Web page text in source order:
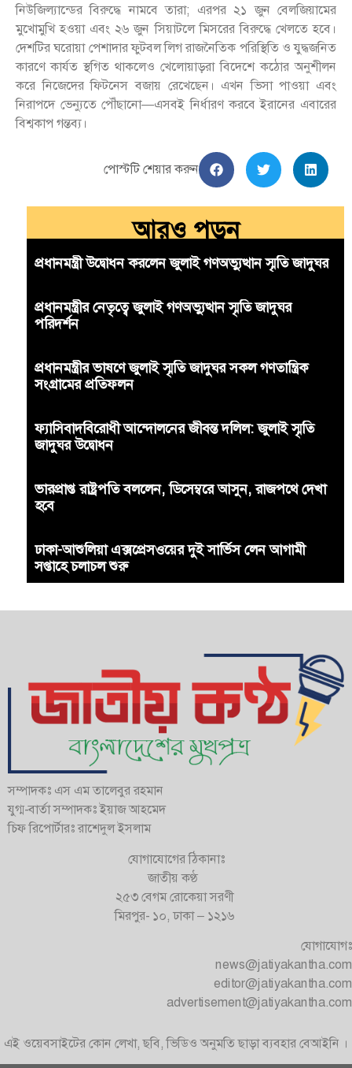
নিউজিল্যান্ডের বিরুদ্ধে নামবে তারা; এরপর ২১ জুন বেলজিয়ামের
মুখোমুখি হওয়া এবং ২৬ জুন সিয়াটলে মিসরের বিরুদ্ধে খেলতে হবে।
দেশটির ঘরোয়া পেশাদার ফুটবল লিগ রাজনৈতিক পরিস্থিতি ও যুদ্ধজনিত
কারণে কার্যত স্থগিত থাকলেও খেলোয়াড়রা বিদেশে কঠোর অনুশীলন
করে নিজেদের ফিটনেস বজায় রেখেছেন। এখন ভিসা পাওয়া এবং
নিরাপদে ভেন্যুতে পৌঁছানো—এসবই নির্ধারণ করবে ইরানের এবারের
বিশ্বকাপ গন্তব্য।
পোস্টটি শেয়ার করুন
আরও পড়ুন
প্রধানমন্ত্রী উদ্বোধন করলেন জুলাই গণঅভ্যুত্থান স্মৃতি জাদুঘর
প্রধানমন্ত্রীর নেতৃত্বে জুলাই গণঅভ্যুত্থান স্মৃতি জাদুঘর
পরিদর্শন
প্রধানমন্ত্রীর ভাষণে জুলাই স্মৃতি জাদুঘর সকল গণতান্ত্রিক
সংগ্রামের প্রতিফলন
ফ্যাসিবাদবিরোধী আন্দোলনের জীবন্ত দলিল: জুলাই স্মৃতি
জাদুঘর উদ্বোধন
ভারপ্রাপ্ত রাষ্ট্রপতি বললেন, ডিসেম্বরে আসুন, রাজপথে দেখা
হবে
ঢাকা-আশুলিয়া এক্সপ্রেসওয়ের দুই সার্ভিস লেন আগামী
সপ্তাহে চলাচল শুরু
সম্পাদকঃ এস এম তালেবুর রহমান
যুগ্ম-বার্তা সম্পাদকঃ ইয়াজ আহমেদ
চিফ রিপোর্টারঃ রাশেদুল ইসলাম
যোগাযোগের ঠিকানাঃ
জাতীয় কণ্ঠ
২৫৩ বেগম রোকেয়া সরণী
মিরপুর- ১০, ঢাকা – ১২১৬
যোগাযোগঃ
news@jatiyakantha.com
editor@jatiyakantha.com
advertisement@jatiyakantha.com
এই ওয়েবসাইটের কোন লেখা, ছবি, ভিডিও অনুমতি ছাড়া ব্যবহার বেআইনি ।